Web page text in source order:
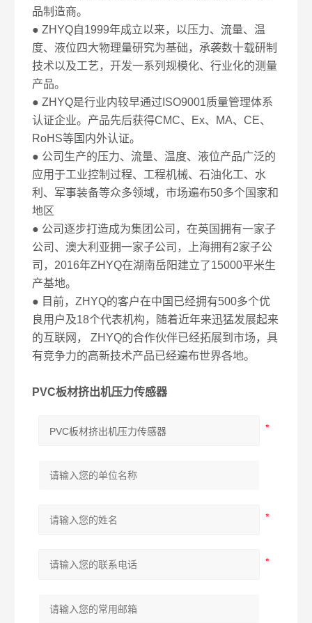
品制造商。
● ZHYQ自1999年成立以来，以压力、流量、温
度、液位四大物理量研究为基础，承袭数十载研制
技术以及工艺，开发一系列规模化、行业化的测量
产品。
● ZHYQ是行业内较早通过ISO9001质量管理体系
认证企业。产品先后获得CMC、Ex、MA、CE、
RoHS等国内外认证。
● 公司生产的压力、流量、温度、液位产品广泛的
应用于工业控制过程、工程机械、石油化工、水
利、军事装备等众多领域，市场遍布50多个国家和
地区
● 公司逐步打造成为集团公司，在英国拥有一家子
公司、澳大利亚拥一家子公司，上海拥有2家子公
司，2016年ZHYQ在湖南岳阳建立了15000平米生
产基地。
● 目前，ZHYQ的客户在中国已经拥有500多个优
良用户及18个代表机构，随着近年来迅猛发展起来
的互联网， ZHYQ的合作伙伴已经拓展到市场，具
有竞争力的高新技术产品已经遍布世界各地。
PVC板材挤出机压力传感器